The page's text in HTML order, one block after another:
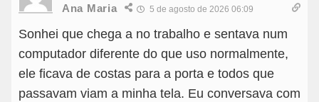
Ana Maria 5 de agosto de 2026 06:09
Sonhei que chega a no trabalho e sentava num
computador diferente do que uso normalmente,
ele ficava de costas para a porta e todos que
passavam viam a minha tela. Eu conversava com